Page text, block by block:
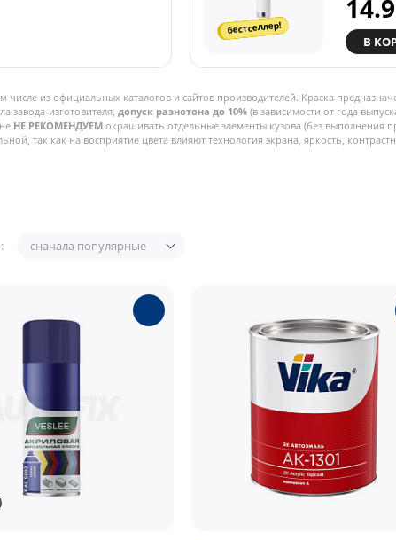
бестселлер!
В
из официальных каталогов и сайтов производителей. Краска
завода-изготовителя, допуск разнотона до 10% (в зависимости от года
НЕ РЕКОМЕНДУЕМ окрашивать отдельные элементы кузова (без выполнения
так как на восприятие цвета влияют технология экрана, яркость,
сначала популярные